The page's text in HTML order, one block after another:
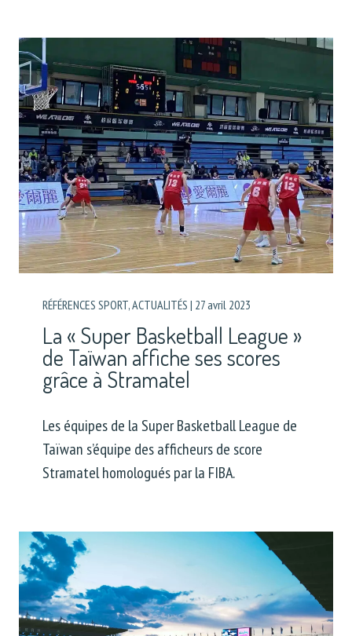
RÉFÉRENCES SPORT,ACTUALITÉS | 27 avril 2023
La « Super Basketball League »
de Taïwan affiche ses scores
grâce à Stramatel
Les équipes de la Super Basketball League de
Taïwan s’équipe des afficheurs de score
Stramatel homologués par la FIBA.